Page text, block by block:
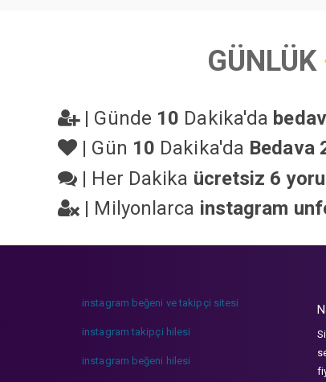
GÜNLÜK
| Günde 10 Dakika'da
| Gün 10 Dakika'da Bedava
| Her Dakika ücretsiz 6
| Milyonlarca instagram
instagram beğeni ve takipçi sitesi
instagram takipçi hilesi
instagram beğeni hilesi